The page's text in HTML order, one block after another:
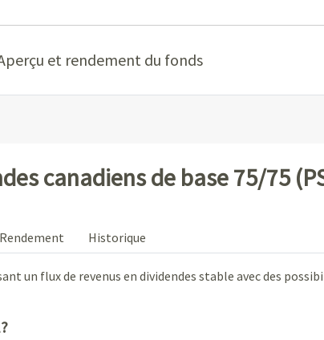
et rendement du fonds
canadiens de base 75/75
Rendement Historique
un flux de revenus en dividendes stable avec des